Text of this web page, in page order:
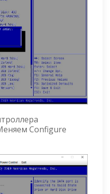
Configure